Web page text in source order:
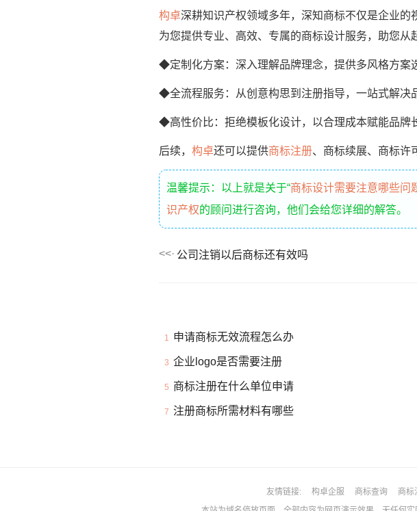
构卓深耕知识产权领域多年，深知商标不仅是企业的
为您提供专业、高效、专属的商标设计服务，助您从
◆定制化方案：深入理解品牌理念，提供多风格方案
◆全流程服务：从创意构思到注册指导，一站式解决
◆高性价比：拒绝模板化设计，以合理成本赋能品牌
后续， 构卓还可以提供商标注册、商标续展、商标许
温馨提示：以上就是关于“商标设计需要注意哪些问
识产权的顾问进行咨询，他们会给您详细的解答。
公司注销以后商标还有效吗
1 申请商标无效流程怎么办
3 企业logo是否需要注册
5 商标注册在什么单位申请
7 注册商标所需材料有哪些
友情链接 构卓企服 商标查询 商标